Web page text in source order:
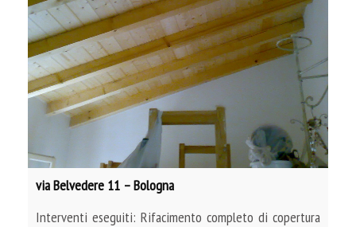
via Belvedere 11 – Bologna
Interventi eseguiti: Rifacimento completo di copertura